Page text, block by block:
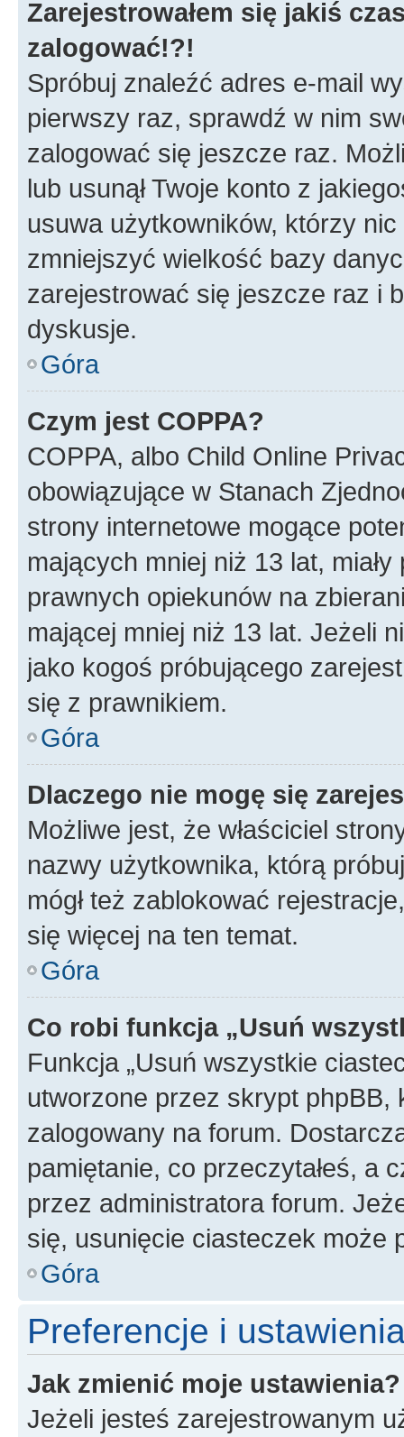
Zarejestrowałem się jakiś
zalogować!?!
Spróbuj znaleźć adres e-mail
pierwszy raz, sprawdź w nim
zalogować się jeszcze raz.
lub usunął Twoje konto z
usuwa użytkowników, którzy
zmniejszyć wielkość bazy
zarejestrować się jeszcze raz i
dyskusje.
Góra
Czym jest COPPA?
COPPA, albo Child Online
obowiązujące w Stanach
strony internetowe mogące
mających mniej niż 13 lat,
prawnych opiekunów na
mającej mniej niż 13 lat. Jeżeli
jako kogoś próbującego
się z prawnikiem.
Góra
Dlaczego nie mogę się
Możliwe jest, że właściciel
nazwy użytkownika, którą
mógł też zablokować
się więcej na ten temat.
Góra
Co robi funkcja „Usuń
Funkcja „Usuń wszystkie
utworzone przez skrypt
zalogowany na forum.
pamiętanie, co przeczytałeś, a
przez administratora forum.
się, usunięcie ciasteczek może
Góra
Preferencje i
Jak zmienić moje ustawienia?
Jeżeli jesteś zarejestrowanym